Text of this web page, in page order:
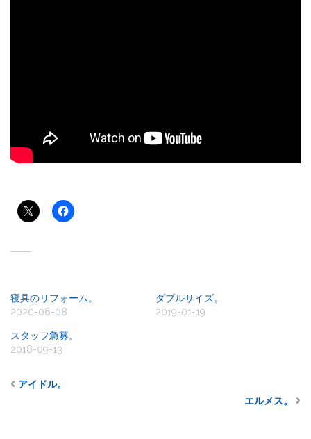
寝具のリフォーム。
2020-06-08
ダブルサイズ。
2019-01-19
スタッフ急募。
2018-09-13
アイドル。
エルメス。